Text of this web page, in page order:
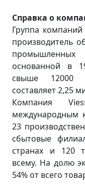
Справка о
Группа
производитель
основанной в
свыше 12000
составляет 2,25
Компания
международным
23
сбытовые
странах и 120
всему. На долю
54% от всего